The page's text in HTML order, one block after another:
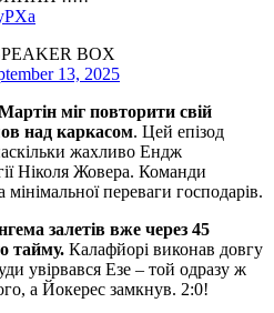
BOX
13, 2025
міг повторити свій
над каркасом. Цей епізод
жахливо Ендж
Ніколя Жовера. Команди
переваги господарів.
залетів вже через 45
тайму. Калафйорі виконав довгу
увірвався Езе – той одразу ж
а Йокерес замкнув. 2:0!